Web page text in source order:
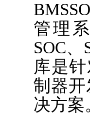
管理
SOC
库是
制器
决方案